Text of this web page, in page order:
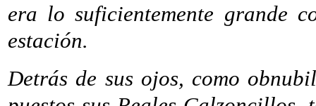
era lo suficientemente grande
estación.
Detrás de sus ojos, como